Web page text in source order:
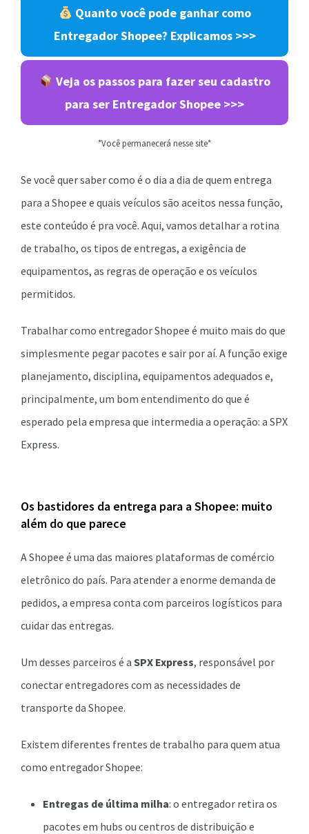
Quanto você pode ganhar como
Entregador Shopee? Explicamos >>>
Veja os passos para fazer seu cadastro
para ser Entregador Shopee >>>
*Você permanecerá nesse site*
Se você quer saber como é o dia a dia de quem entrega
para a Shopee e quais veículos são aceitos nessa função,
este conteúdo é pra você. Aqui, vamos detalhar a rotina
de trabalho, os tipos de entregas, a exigência de
equipamentos, as regras de operação e os veículos
permitidos.
Trabalhar como entregador Shopee é muito mais do que
simplesmente pegar pacotes e sair por aí. A função exige
planejamento, disciplina, equipamentos adequados e,
principalmente, um bom entendimento do que é
esperado pela empresa que intermedia a operação: a SPX
Express.
Os bastidores da entrega para a Shopee: muito
além do que parece
A Shopee é uma das maiores plataformas de comércio
eletrônico do país. Para atender a enorme demanda de
pedidos, a empresa conta com parceiros logísticos para
cuidar das entregas.
Um desses parceiros é a SPX Express, responsável por
conectar entregadores com as necessidades de
transporte da Shopee.
Existem diferentes frentes de trabalho para quem atua
como entregador Shopee:
Entregas de última milha: o entregador retira os
pacotes em hubs ou centros de distribuição e